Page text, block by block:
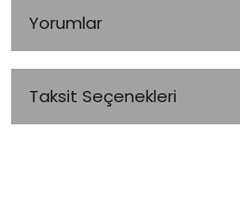
Yorumlar
Taksit Seçenekleri